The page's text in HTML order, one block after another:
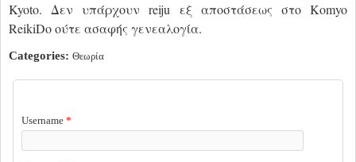
Kyoto. Δεν υπάρχουν reiju εξ αποστάσεως στο Komyo
ReikiDo ούτε ασαφής γενεαλογία.
Categories: Θεωρία
Username *